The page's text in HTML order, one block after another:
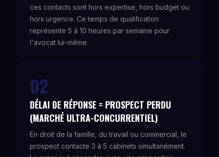
ces contacts sont hors expertise, hors budget ou
hors urgence. Ce temps de qualification
représente 5 à 10 heures par semaine pour
l'avocat lui-même.
02
DÉLAI DE RÉPONSE = PROSPECT PERDU
(MARCHÉ ULTRA-CONCURRENTIEL)
En droit de la famille, du travail ou commercial, le
prospect contacte 3 à 5 cabinets simultanément.